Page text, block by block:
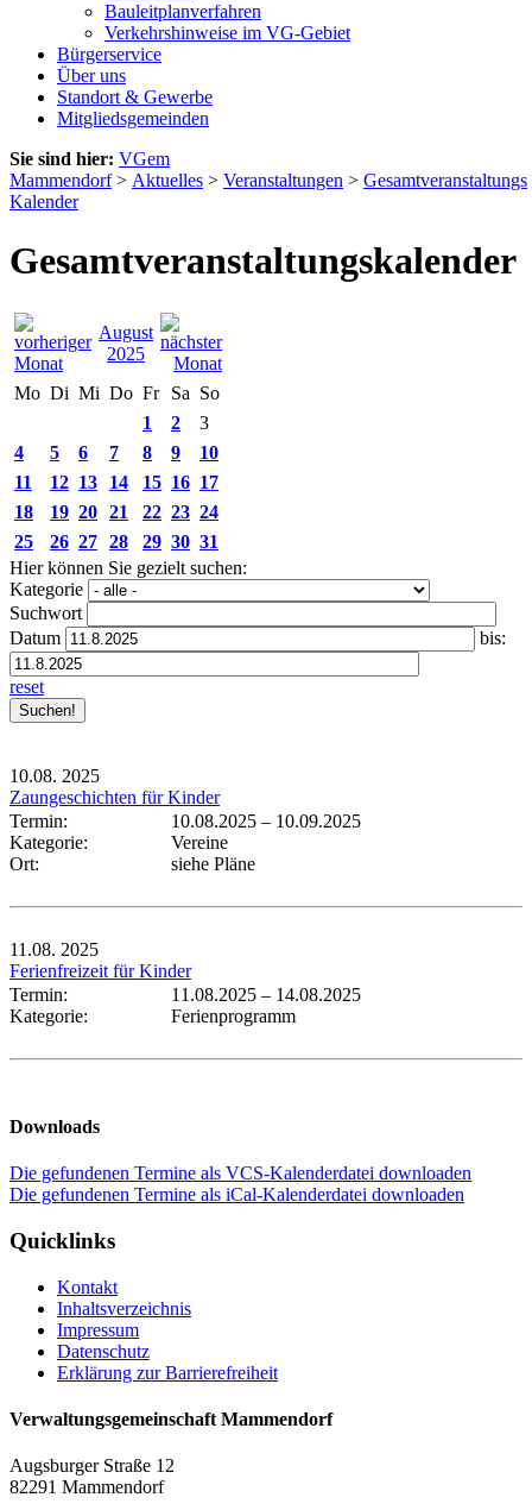
Bauleitplanverfahren
Verkehrshinweise im VG-Gebiet
Bürgerservice
Über uns
Standort & Gewerbe
Mitgliedsgemeinden
Sie sind hier: VGem
Mammendorf> Aktuelles > Veranstaltungen > Gesamtveranstaltungs
Kalender
Gesamtveranstaltungskalender
August
2025
Mo Di Mi Do Fr Sa So
1
2
3
4
5 6 7 8 9
10
11
12 13 14 15 16 17
18
19 20 21 22 23 24
25
26 27 28 29 30 31
Hier können Sie gezielt suchen:
Kategorie
Suchwort
Datum
bis:
reset
10.08. 2025
Zaungeschichten für Kinder
Termin:
10.08.2025 – 10.09.2025
Kategorie:
Vereine
Ort:
siehe Pläne
11.08. 2025
Ferienfreizeit für Kinder
Termin:
11.08.2025 – 14.08.2025
Kategorie:
Ferienprogramm
Downloads
Die gefundenen Termine als VCS-Kalenderdatei downloaden
Die gefundenen Termine als iCal-Kalenderdatei downloaden
Quicklinks
Kontakt
Inhaltsverzeichnis
Impressum
Datenschutz
Erklärung zur Barrierefreiheit
Verwaltungsgemeinschaft Mammendorf
Augsburger Straße 12
82291 Mammendorf